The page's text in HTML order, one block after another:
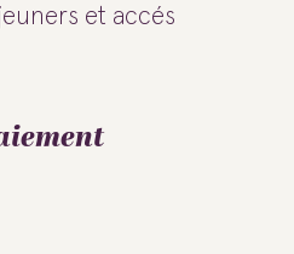
et accés